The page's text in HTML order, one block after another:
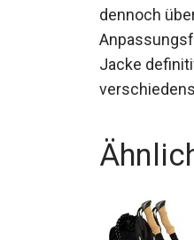
dennoch
Jacke